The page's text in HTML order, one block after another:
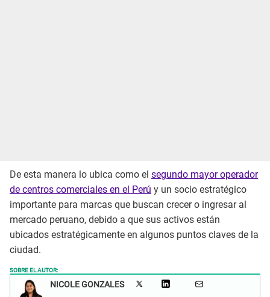
De esta manera lo ubica como el segundo mayor operador
de centros comerciales en el Perú y un socio estratégico
importante para marcas que buscan crecer o ingresar al
mercado peruano, debido a que sus activos están
ubicados estratégicamente en algunos puntos claves de la
ciudad.
SOBRE EL AUTOR:
NICOLE GONZALES